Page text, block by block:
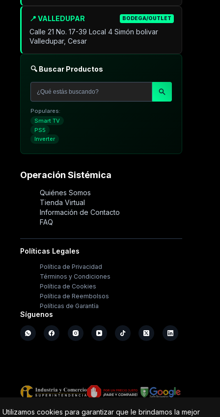
Utilizamos cookies para garantizar que le brindamos la mejor
📍 VALLEDUPAR BODEGA/OUTLET
Calle 21 No. 17-39 Local 4 Simón bolivar
Valledupar, Cesar
🔍 Buscar Productos
Populares:
Smart TV
PS5
Inverter
Operación Sistémica
Quiénes Somos
Tienda Virtual
Información de Contacto
FAQ
Políticas Legales
Política de Privacidad
Términos y Condiciones
Política de Cookies
Política de Reembolsos
Políticas de Garantía
Síguenos
Copyright © - Operación Sistémica